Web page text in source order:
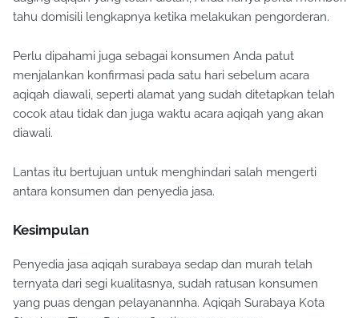
tahu domisili lengkapnya ketika melakukan pengorderan.
Perlu dipahami juga sebagai konsumen Anda patut
menjalankan konfirmasi pada satu hari sebelum acara
aqiqah diawali, seperti alamat yang sudah ditetapkan telah
cocok atau tidak dan juga waktu acara aqiqah yang akan
diawali.
Lantas itu bertujuan untuk menghindari salah mengerti
antara konsumen dan penyedia jasa.
Kesimpulan
Penyedia jasa aqiqah surabaya sedap dan murah telah
ternyata dari segi kualitasnya, sudah ratusan konsumen
yang puas dengan pelayanannha. Aqiqah Surabaya Kota